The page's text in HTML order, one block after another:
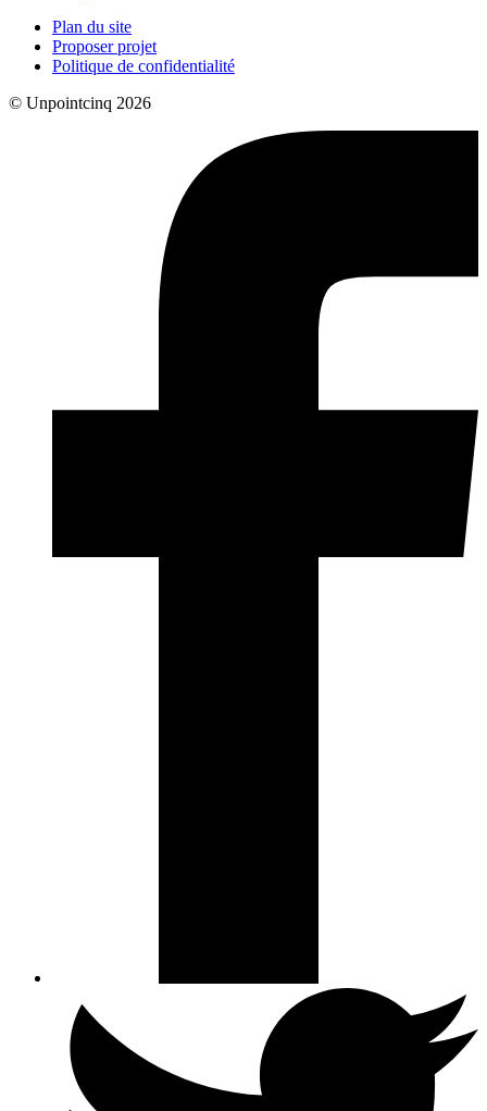
Plan du site
Proposer projet
Politique de confidentialité
© Unpointcinq 2026